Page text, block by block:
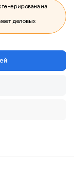
на
деловых